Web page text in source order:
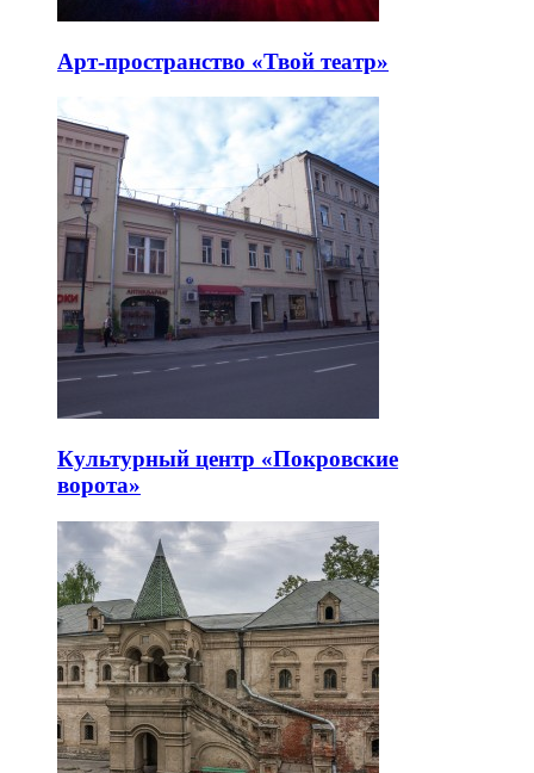
Арт-пространство «Твой театр»
Культурный центр «Покровские
ворота»